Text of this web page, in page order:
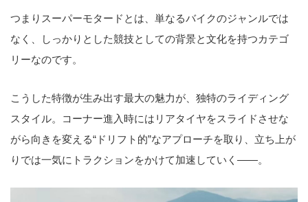
つまりスーパーモタードとは、単なるバイクのジャンルでは
なく、しっかりとした競技としての背景と文化を持つカテゴ
リーなのです。
こうした特徴が生み出す最大の魅力が、独特のライディング
スタイル。コーナー進入時にはリアタイヤをスライドさせな
がら向きを変える“ドリフト的”なアプローチを取り、立ち上が
りでは一気にトラクションをかけて加速していく――。